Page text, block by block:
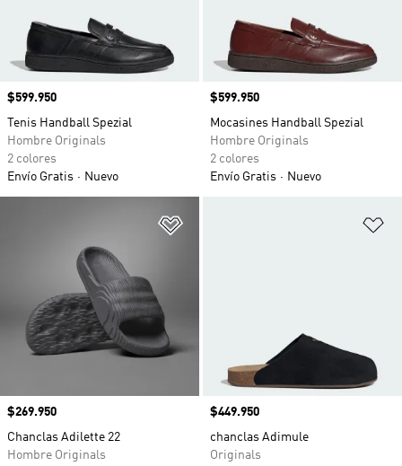
Precio
$599.950
Tenis Handball Spezial
Hombre Originals
2 colores
Envío Gratis
Nuevo
Precio
$599.950
Mocasines Handball Spezial
Hombre Originals
2 colores
Envío Gratis
Nuevo
Precio
$269.950
Chanclas Adilette 22
Hombre Originals
Precio
$449.950
chanclas Adimule
Originals